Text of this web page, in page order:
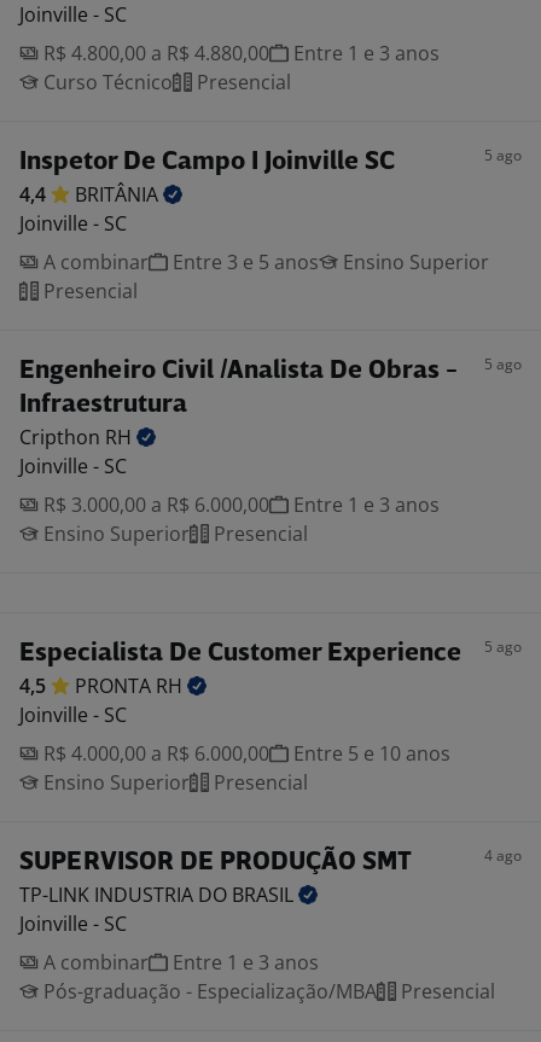
Joinville - SC
R$ 4.800,00 a R$ 4.880,00
Entre 1 e 3 anos
Curso Técnico
Presencial
Inspetor De Campo I Joinville SC 5 ago
4,4
BRITÂNIA
Joinville - SC
A combinar
Entre 3 e 5 anos
Ensino Superior
Presencial
Engenheiro Civil /Analista De Obras -
Infraestrutura
5 ago
Cripthon RH
Joinville - SC
R$ 3.000,00 a R$ 6.000,00
Entre 1 e 3 anos
Ensino Superior
Presencial
Especialista De Customer Experience 5 ago
4,5 PRONTA RH
Joinville - SC
R$ 4.000,00 a R$ 6.000,00
Entre 5 e 10 anos
Ensino Superior
Presencial
SUPERVISOR DE PRODUÇÃO SMT 4 ago
TP-LINK INDUSTRIA DO BRASIL
Joinville - SC
A combinar
Entre 1 e 3 anos
Pós-graduação - Especialização/MBA
Presencial